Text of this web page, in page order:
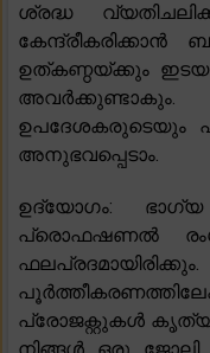
ശ്രദ്ധ
കേന്ദ്രീകരിക്കാൻ
ഉത്കണ്ഠയ്ക്കും
ഉപദേശകരുടെയും
അനുഭവപ്പെടാം.
ഉദ്യോഗം:
പ്രൊഫഷണൽ
പ്രോജക്റ്റുകൾ